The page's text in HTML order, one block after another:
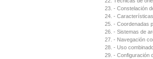
- Constelación
-
- Coordenadas
- Sistemas de
- Navegación
- Uso
- Configuración